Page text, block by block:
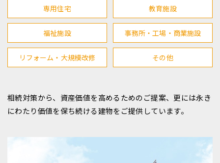
専用住宅 教育施設
福祉施設 事務所・工場・商業施設
リフォーム・大規模改修 その他
相続対策から、資産価値を高めるためのご提案、更には永き
にわたり価値を保ち続ける建物をご提供しています。